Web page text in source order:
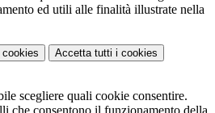
ed utili alle finalità illustrate nella
cookies Accetta tutti i cookies
scegliere quali cookie consentire.